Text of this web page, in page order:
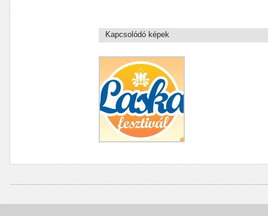
Kapcsolódó képek